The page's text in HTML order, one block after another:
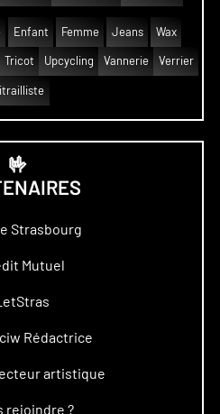
Enfant Femme Jeans Wax
Tricot Upcycling Vannerie Verrier
🤟
Strasbourg
Mutuel
Rédactrice
artistique
rejoindre ?